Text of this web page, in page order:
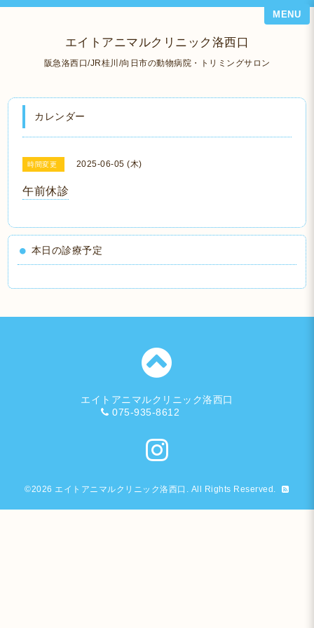
エイトアニマルクリニック洛西口
阪急洛西口/JR桂川/向日市の動物病院・トリミングサロン
MENU
カレンダー
時間変更 2025-06-05 (木)
午前休診
本日の診療予定
エイトアニマルクリニック洛西口
075-935-8612
©2026 エイトアニマルクリニック洛西口 . All Rights Reserved.